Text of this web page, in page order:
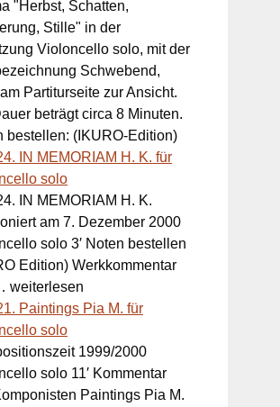
"Herbst, Schatten,
Stille" in der
Violoncello solo, mit der
Schwebend,
Partiturseite zur Ansicht.
beträgt circa 8 Minuten.
bestellen: (IKURO-Edition)
IN MEMORIAM H. K. für
solo
IN MEMORIAM H. K.
am 7. Dezember 2000
solo 3′ Noten bestellen
Edition) Werkkommentar
weiterlesen
Paintings Pia M. für
solo
1999/2000
solo 11′ Kommentar
Paintings Pia M.